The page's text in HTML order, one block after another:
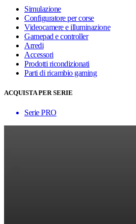
Simulazione
Configuratore per corse
Videocamere e illuminazione
Gamepad e controller
Arredi
Accessori
Prodotti ricondizionati
Parti di ricambio gaming
ACQUISTA PER SERIE
Serie PRO